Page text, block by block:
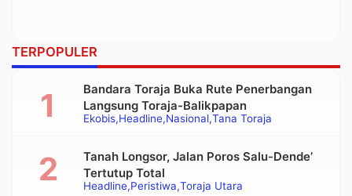
TERPOPULER
Ekobis Headline Nasional Tana Toraja
Bandara Toraja Buka Rute Penerbangan
Langsung Toraja-Balikpapan
Headline Peristiwa Toraja Utara
Tanah Longsor, Jalan Poros Salu-Dende’
Tertutup Total